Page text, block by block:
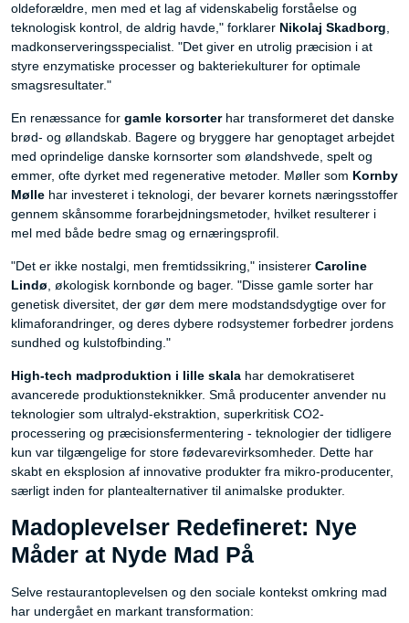
oldeforældre, men med et lag af videnskabelig forståelse og
teknologisk kontrol, de aldrig havde," forklarer Nikolaj Skadborg
madkonserveringsspecialist. "Det giver en utrolig præcision i at
styre enzymatiske processer og bakteriekulturer for optimale
smagsresultater."
En renæssance for gamle korsorterhar transformeret det danske
brød- og øllandskab. Bagere og bryggere har genoptaget arbejdet
med oprindelige danske kornsorter som ølandshvede, spelt og
emmer, ofte dyrket med regenerative metoder. Møller som Kornby
Mølle har investeret i teknologi, der bevarer kornets næringsstoffer
gennem skånsomme forarbejdningsmetoder, hvilket resulterer i
mel med både bedre smag og ernæringsprofil.
"Det er ikke nostalgi, men fremtidssikring," insisterer Caroline
Lindø , økologisk kornbonde og bager. "Disse gamle sorter har
genetisk diversitet, der gør dem mere modstandsdygtige over for
klimaforandringer, og deres dybere rodsystemer forbedrer jordens
sundhed og kulstofbinding."
High-tech madproduktion i lille skala har demokratiseret
avancerede produktionsteknikker. Små producenter anvender nu
teknologier som ultralyd-ekstraktion, superkritisk CO2-
processering og præcisionsfermentering - teknologier der tidligere
kun var tilgængelige for store fødevarevirksomheder. Dette har
skabt en eksplosion af innovative produkter fra mikro-producenter,
særligt inden for plantealternativer til animalske produkter.
Madoplevelser Redefineret: Nye
Måder at Nyde Mad På
Selve restaurantoplevelsen og den sociale kontekst omkring mad
har undergået en markant transformation: